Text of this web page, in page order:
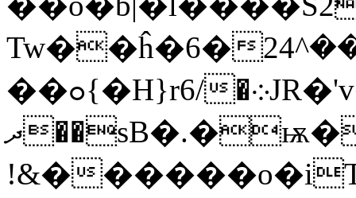
Tw��ĥ�6�܁���^24M���z�}�
��ߋ{�H}r6/�܀JR�'v�\��� �
ދ��sB�.�ѭ�����5�1^��-
ǃ&�